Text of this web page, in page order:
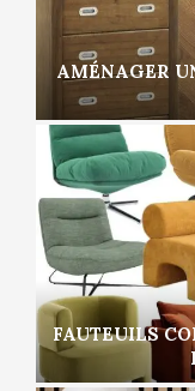
AMÉNAGER
FAUTEUILS